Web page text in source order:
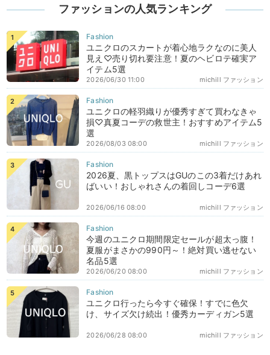
ファッションの人気ランキング
ユニクロのスカートが着心地ラクなのに美人
見え♡売り切れ要注意！夏のヘビロテ確実ア
イテム5選
michill ファッション
2026/06/30 11:00
ユニクロの軽羽織りが優秀すぎて買わなきゃ
損♡真夏コーデの救世主！おすすめアイテム5
選
michill ファッション
2026/08/03 08:00
2026夏、黒トップスはGUのこの3着だけあれ
ばいい！おしゃれさんの着回しコーデ6選
michill ファッション
2026/06/16 08:00
今週のユニクロ期間限定セールが超太っ腹！
夏服がまさかの990円～！絶対買い逃せない
名品5選
michill ファッション
2026/06/20 08:00
ユニクロ行ったら今すぐ確保！すでに色欠
け、サイズ欠け続出！優秀カーディガン5選
michill ファッション
2026/06/28 08:00